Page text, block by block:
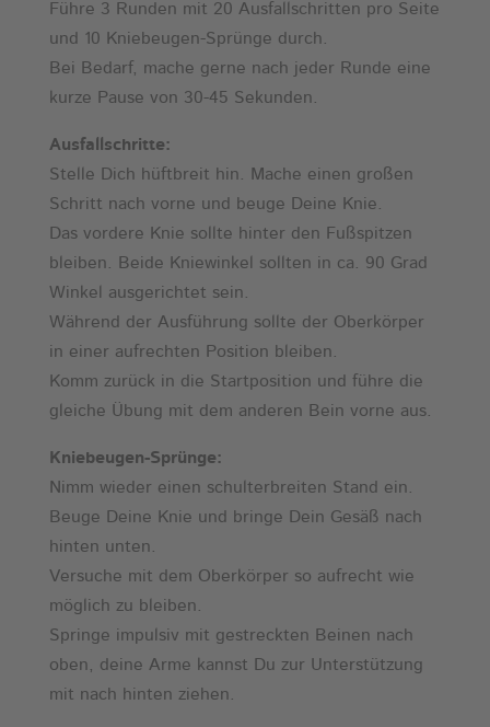
Führe 3 Runden mit 20 Ausfallschritten pro Seite
und 10 Kniebeugen-Sprünge durch.
Bei Bedarf, mache gerne nach jeder Runde eine
kurze Pause von 30-45 Sekunden.
Ausfallschritte:
Stelle Dich hüftbreit hin. Mache einen großen
Schritt nach vorne und beuge Deine Knie.
Das vordere Knie sollte hinter den Fußspitzen
bleiben. Beide Kniewinkel sollten in ca. 90 Grad
Winkel ausgerichtet sein.
Während der Ausführung sollte der Oberkörper
in einer aufrechten Position bleiben.
Komm zurück in die Startposition und führe die
gleiche Übung mit dem anderen Bein vorne aus.
Kniebeugen-Sprünge:
Nimm wieder einen schulterbreiten Stand ein.
Beuge Deine Knie und bringe Dein Gesäß nach
hinten unten.
Versuche mit dem Oberkörper so aufrecht wie
möglich zu bleiben.
Springe impulsiv mit gestreckten Beinen nach
oben, deine Arme kannst Du zur Unterstützung
mit nach hinten ziehen.